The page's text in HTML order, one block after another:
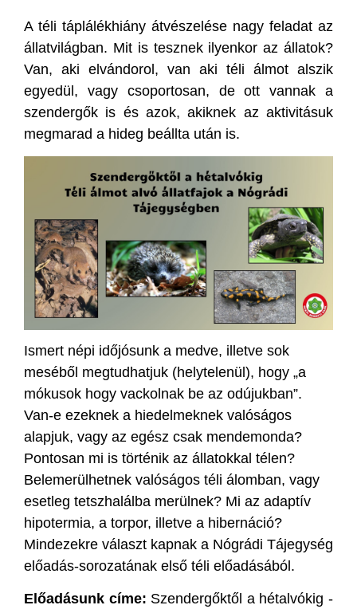
A téli táplálékhiány átvészelése nagy feladat az
állatvilágban. Mit is tesznek ilyenkor az állatok?
Van, aki elvándorol, van aki téli álmot alszik
egyedül, vagy csoportosan, de ott vannak a
szendergők is és azok, akiknek az aktivitásuk
megmarad a hideg beállta után is.
Ismert népi időjósunk a medve, illetve sok
meséből megtudhatjuk (helytelenül), hogy „a
mókusok hogy vackolnak be az odújukban”.
Van-e ezeknek a hiedelmeknek valóságos
alapjuk, vagy az egész csak mendemonda?
Pontosan mi is történik az állatokkal télen?
Belemerülhetnek valóságos téli álomban, vagy
esetleg tetszhalálba merülnek? Mi az adaptív
hipotermia, a torpor, illetve a hibernáció?
Mindezekre választ kapnak a Nógrádi Tájegység
előadás-sorozatának első téli előadásából.
Előadásunk címe: Szendergőktől a hétalvókig -